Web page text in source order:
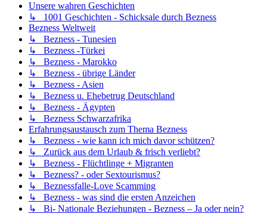
Unsere wahren Geschichten
↳ 1001 Geschichten - Schicksale durch Bezness
Bezness Weltweit
↳ Bezness - Tunesien
↳ Bezness -Türkei
↳ Bezness - Marokko
↳ Bezness - übrige Länder
↳ Bezness - Asien
↳ Bezness u. Ehebetrug Deutschland
↳ Bezness - Ägypten
↳ Bezness Schwarzafrika
Erfahrungsaustausch zum Thema Bezness
↳ Bezness - wie kann ich mich davor schützen?
↳ Zurück aus dem Urlaub & frisch verliebt?
↳ Bezness - Flüchtlinge + Migranten
↳ Bezness? - oder Sextourismus?
↳ Beznessfalle-Love Scamming
↳ Bezness - was sind die ersten Anzeichen
↳ Bi- Nationale Beziehungen - Bezness – Ja oder nein?